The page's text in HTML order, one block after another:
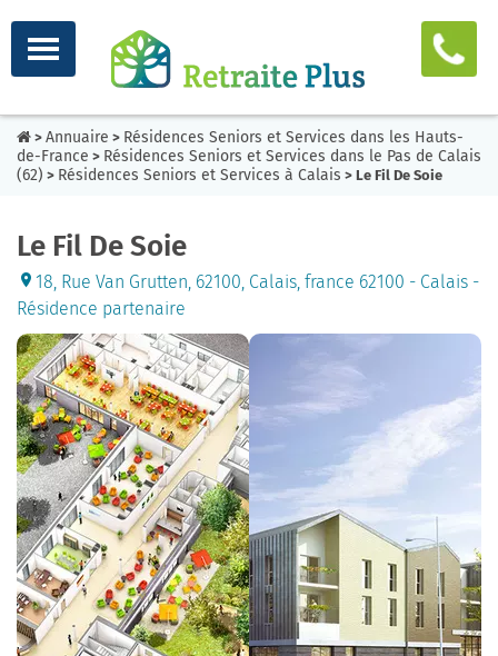
> Annuaire > Résidences Seniors et Services dans les Hauts-
de-France > Résidences Seniors et Services dans le Pas de Calais
(62) > Résidences Seniors et Services à Calais > Le Fil De Soie
Le Fil De Soie
18, Rue Van Grutten, 62100, Calais, france 62100 - Calais -
Résidence partenaire